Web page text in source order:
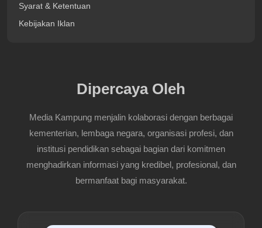
Syarat & Ketentuan
Kebijakan Iklan
Dipercaya Oleh
Media Kampung menjalin kolaborasi dengan berbagai
kementerian, lembaga negara, organisasi profesi, dan
institusi pendidikan sebagai bagian dari komitmen
menghadirkan informasi yang kredibel, profesional, dan
bermanfaat bagi masyarakat.